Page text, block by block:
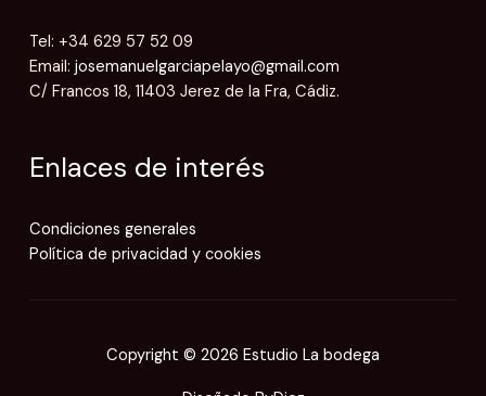
Tel: +34 629 57 52 09
Email: josemanuelgarciapelayo@gmail.com
C/ Francos 18, 11403 Jerez de la Fra, Cádiz.
Enlaces de interés
Condiciones generales
Política de privacidad y cookies
Copyright © 2026 Estudio La bodega